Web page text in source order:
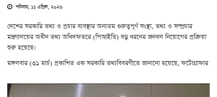
শনিবার, ১১ এপ্রিল, ২০২৬
দেশের সরকারি তথ্য ও প্রচার ব্যবস্থার অন্যতম গুরুত্বপূর্ণ সংস্থা, তথ্য ও সম্প্রচার
মন্ত্রণালয়ের অধীন তথ্য অধিদফতরে (পিআইডি) বড় ধরনের জনবল নিয়োগের প্রক্রিয়া
শুরু হয়েছে।
মঙ্গলবার (৩১ মার্চ) প্রকাশিত এক সরকারি তথ্যবিবরণীতে জানানো হয়েছে, ফটোগ্রাফার